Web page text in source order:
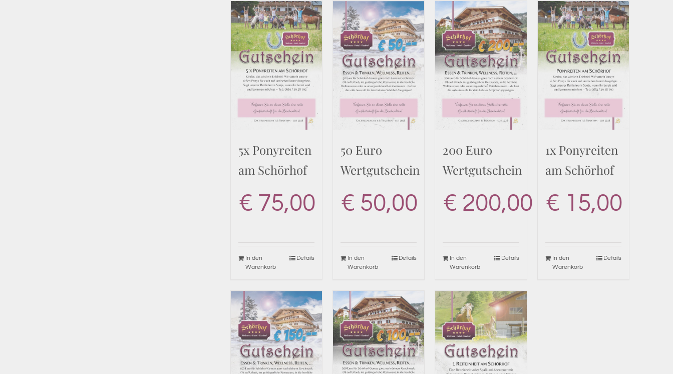
5x Ponyreiten
am Schörhof
€ 75,00
In den
Warenkorb
Details
50 Euro
Wertgutschein
€ 50,00
In den
Warenkorb
Details
200 Euro
Wertgutschein
€ 200,00
In den
Warenkorb
Details
1x Ponyreiten
am Schörhof
€ 15,00
In den
Warenkorb
Details